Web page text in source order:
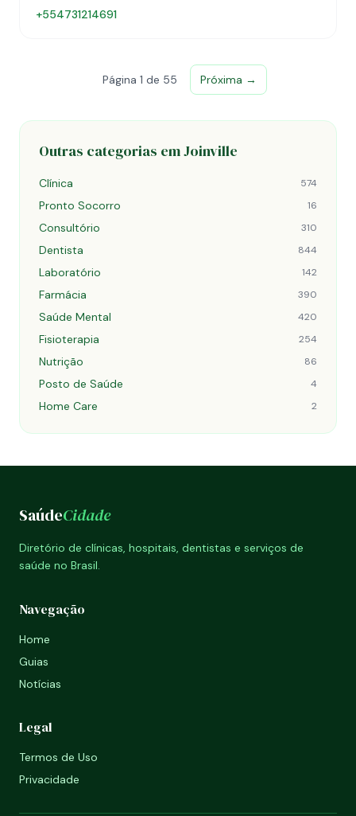
+554731214691
Página 1 de 55 Próxima →
Outras categorias em Joinville
Clínica 574
Pronto Socorro 16
Consultório 310
Dentista 844
Laboratório 142
Farmácia 390
Saúde Mental 420
Fisioterapia 254
Nutrição 86
Posto de Saúde 4
Home Care 2
SaúdeCidade
Diretório de clínicas, hospitais, dentistas e serviços de
saúde no Brasil.
Navegação
Home
Guias
Notícias
Legal
Termos de Uso
Privacidade